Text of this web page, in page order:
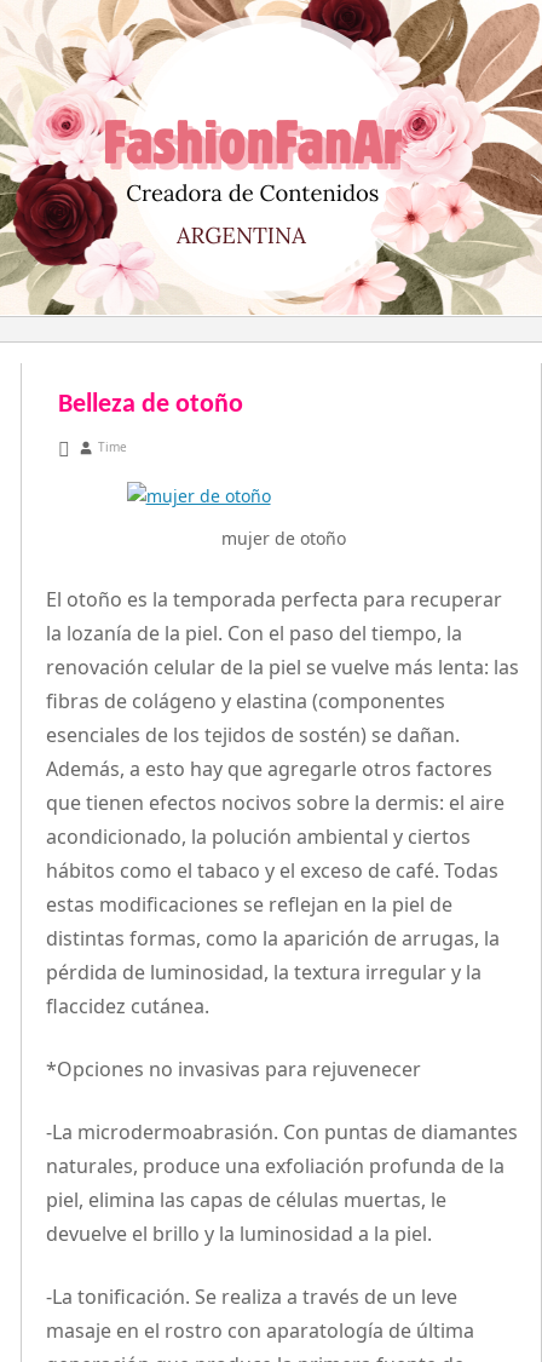
al
contenido
Belleza de otoño
abril 26, 2011
Time
mujer de otoño
El otoño es la temporada perfecta para recuperar
la lozanía de la piel. Con el paso del tiempo, la
renovación celular de la piel se vuelve más lenta: las
fibras de colágeno y elastina (componentes
esenciales de los tejidos de sostén) se dañan.
Además, a esto hay que agregarle otros factores
que tienen efectos nocivos sobre la dermis: el aire
acondicionado, la polución ambiental y ciertos
hábitos como el tabaco y el exceso de café. Todas
estas modificaciones se reflejan en la piel de
distintas formas, como la aparición de arrugas, la
pérdida de luminosidad, la textura irregular y la
flaccidez cutánea.
*Opciones no invasivas para rejuvenecer
-La microdermoabrasión. Con puntas de diamantes
naturales, produce una exfoliación profunda de la
piel, elimina las capas de células muertas, le
devuelve el brillo y la luminosidad a la piel.
-La tonificación. Se realiza a través de un leve
masaje en el rostro con aparatología de última